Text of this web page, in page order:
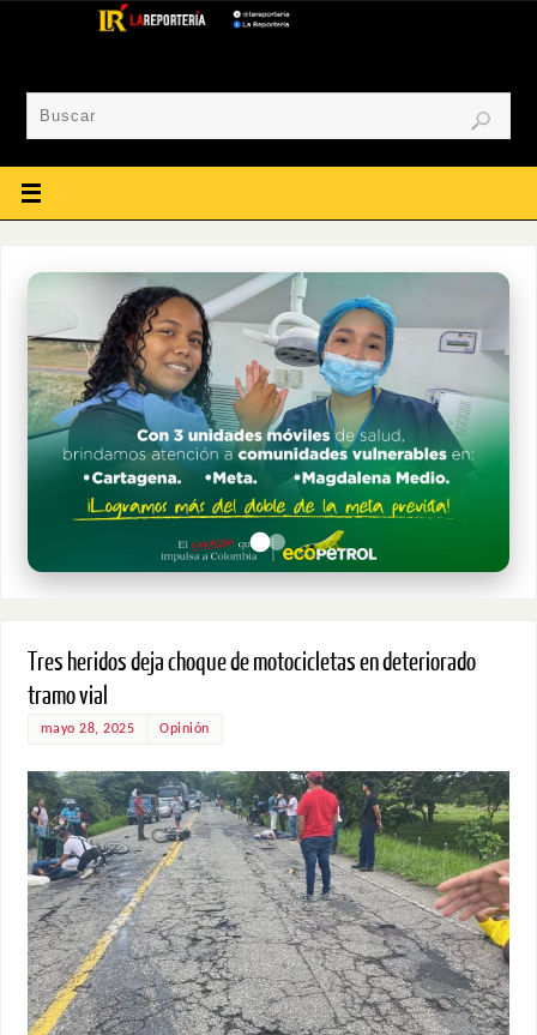
Tres heridos deja choque de motocicletas en deteriorado
tramo vial
mayo 28, 2025 Opinión